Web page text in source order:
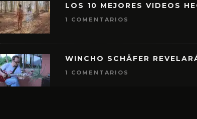
LOS 10 MEJORES VIDEOS
1 COMENTARIOS
WINCHO SCHÄFER
1 COMENTARIOS